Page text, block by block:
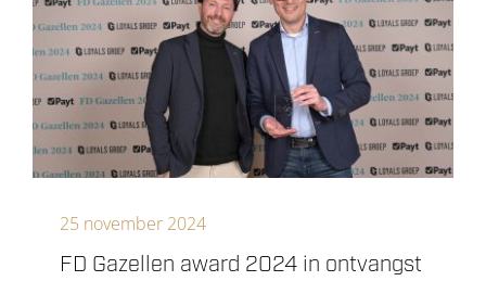
FD Gazellen award 2024 in ontvangst
25 november 2024